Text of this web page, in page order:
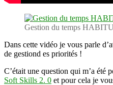
Gestion du temps
Dans cette vidéo je vous parle
de gestiond es priorités !
C’était une question qui m’a été
Soft Skills 2. 0 et pour cela je